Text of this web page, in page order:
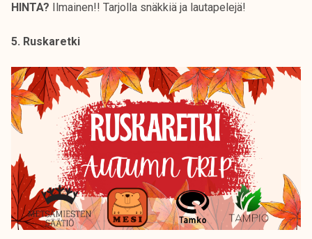
HINTA?
Ilmainen!! Tarjolla snäkkiä ja lautapelejä!
5. Ruskaretki